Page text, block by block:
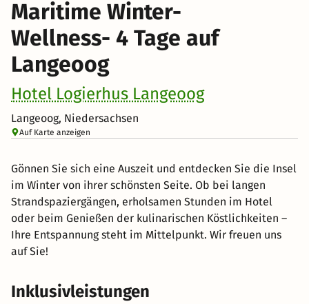
Maritime Winter-
Wellness- 4 Tage auf
Langeoog
Hotel Logierhus Langeoog
Langeoog, Niedersachsen
Auf Karte anzeigen
Gönnen Sie sich eine Auszeit und entdecken Sie die Insel
im Winter von ihrer schönsten Seite. Ob bei langen
Strandspaziergängen, erholsamen Stunden im Hotel
oder beim Genießen der kulinarischen Köstlichkeiten –
Ihre Entspannung steht im Mittelpunkt. Wir freuen uns
auf Sie!
Inklusivleistungen